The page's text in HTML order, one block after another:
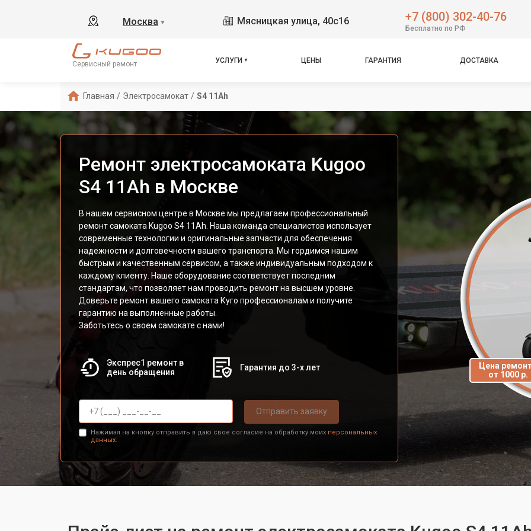
Москва ▼ Мясницкая улица, 40с16 +7 (800) 302-40-76
Бесплатно по РФ
Сервисный ремонт УСЛУГИ ЦЕНЫ ГАРАНТИЯ ДОСТАВКА
Главная / Электросамокат / S4 11Ah
Ремонт электросамоката Kugoo
S4 11Ah в Москве
В нашем сервисном центре в Москве мы предлагаем профессиональный
ремонт самоката Kugoo S4 11Ah. Наша команда специалистов использует
современные технологии и оригинальные запчасти для обеспечения
надежности и долговечности вашего транспорта. Мы гордимся нашим
быстрым и качественным сервисом, а также индивидуальным подходом к
каждому клиенту. Наше оборудование соответствует последним
стандартам, что позволяет нам проводить ремонт на высшем уровне.
Доверьте ремонт вашего самоката Куго профессионалам и получите
гарантию на выполненные работы.
Заботьтесь о своем самокате с нами!
Экспрес1 ремонт в
день обращения
Гарантия до 3-х лет
Отправить заявку
Нажимая на кнопку отправить я даю свое согласие на обработку моих персональных
данных.
Цена
от 1000 р.